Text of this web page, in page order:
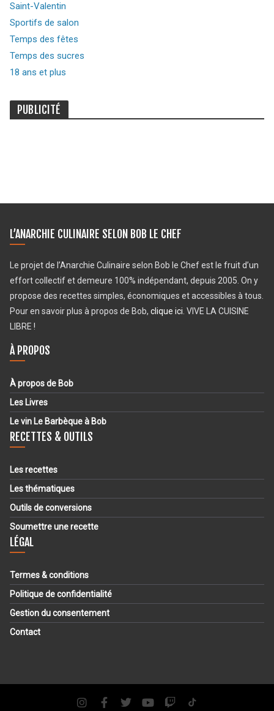
Saint-Valentin
Sportifs de salon
Temps des fêtes
Temps des sucres
18 ans et plus
PUBLICITÉ
L’ANARCHIE CULINAIRE SELON BOB LE CHEF
Le projet de l’Anarchie Culinaire selon Bob le Chef est le fruit d’un
effort collectif et demeure 100% indépendant, depuis 2005. On y
propose des recettes simples, économiques et accessibles à tous.
Pour en savoir plus à propos de Bob, clique ici. VIVE LA CUISINE
LIBRE !
À PROPOS
À propos de Bob
Les Livres
Le vin Le Barbèque à Bob
RECETTES & OUTILS
Les recettes
Les thématiques
Outils de conversions
Soumettre une recette
LÉGAL
Termes & conditions
Politique de confidentialité
Gestion du consentement
Contact